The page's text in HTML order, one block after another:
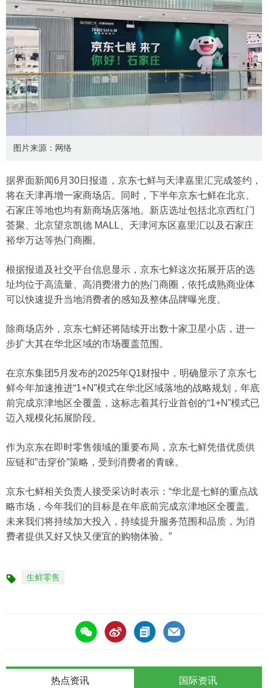
图片来源：网络
据界面新闻6月30日报道，京东七鲜与天津嘉里汇完成签约，
将在天津再增一家商场店。同时，下半年京东七鲜在北京、
石家庄等地也均有新商场店落地。新店选址包括北京西红门
荟聚、北京望京凯德 MALL、天津河东区嘉里汇以及石家庄
裕华万达等热门商圈。
根据报道及社交平台信息显示，京东七鲜这次拓展开店的选
址均位于高流量、高消费潜力的热门商圈，依托成熟商业体
可以快速提升当地消费者的感知及整体品牌曝光度。
除商场店外，京东七鲜还将陆续开出数十家卫星小店，进一
步扩大其在华北区域的市场覆盖范围。
在京东集团5月发布的2025年Q1财报中，明确显示了京东七
鲜今年加速推进“1+N”模式在华北区域落地的战略规划，年底
前完成京津地区全覆盖，这标志着其行业首创的“1+N”模式已
迈入规模化拓展阶段。
作为京东在即时零售领域的重要布局，京东七鲜凭借优质供
应链和”击穿价”策略，受到消费者的青睐。
京东七鲜相关负责人接受采访时表示：“华北是七鲜的重点战
略市场，今年我们的目标是在年底前完成京津地区全覆盖。
未来我们将持续加大投入，持续提升服务范围和品质，为消
费者提供又好又快又便宜的购物体验。”
标 生鲜零售
热点资讯 国际资讯